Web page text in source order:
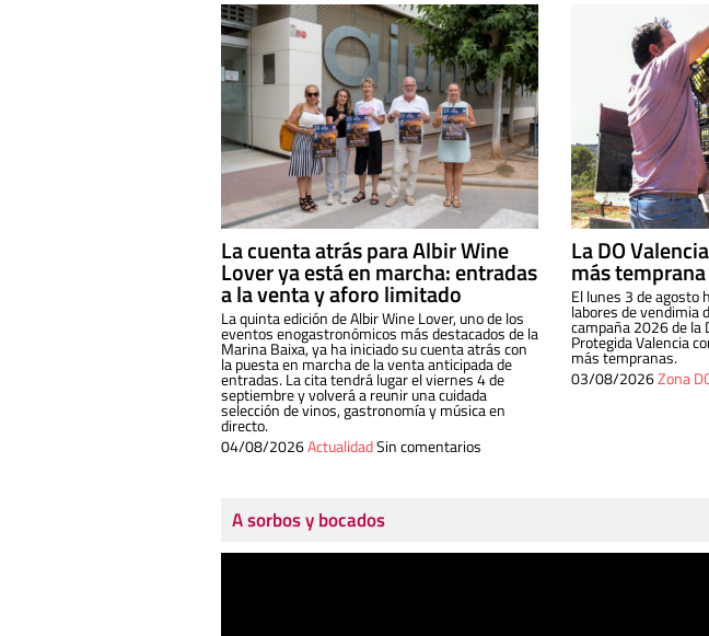
La cuenta atrás para Albir Wine
Lover ya está en marcha: entradas
a la venta y aforo limitado
La quinta edición de Albir Wine Lover, uno de los
eventos enogastronómicos más destacados de la
Marina Baixa, ya ha iniciado su cuenta atrás con
la puesta en marcha de la venta anticipada de
entradas. La cita tendrá lugar el viernes 4 de
septiembre y volverá a reunir una cuidada
selección de vinos, gastronomía y música en
directo.
04/08/2026ActualidadSin comentarios
La DO
más
El lunes 3 de agosto
labores de vendimia
campaña 2026 de la
Protegida Valencia
más tempranas.
03/08/2026Zona
A sorbos y bocados